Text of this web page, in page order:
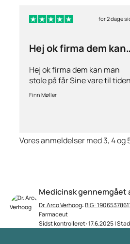
Medicinsk gennemgået
Dr. Arco Verhoog:BIG:
Farmaceut
Sidst kontrolleret: 17.6.2025 |
for 2 dage
Hej ok firma dem kan
Hej ok firma dem kan man
stole på får Sine vare til tiden
hurtig levering inden for 2
Finn Møller
Vores anmeldelser med 3, 4 og